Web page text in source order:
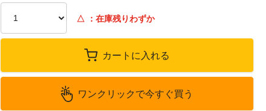
△ ：在庫残りわずか
カートに入れる
ワンクリックで今すぐ買う